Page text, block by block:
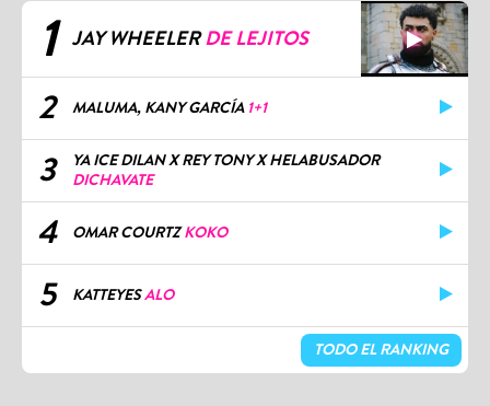
1 JAY WHEELERDE LEJITOS
2 MALUMA, KANY GARCÍA 1+1
3
YA ICE DILAN X REY TONY X HELABUSADOR
DICHAVATE
4 OMAR COURTZKOKO
5 KATTEYESALO
TODO EL RANKING